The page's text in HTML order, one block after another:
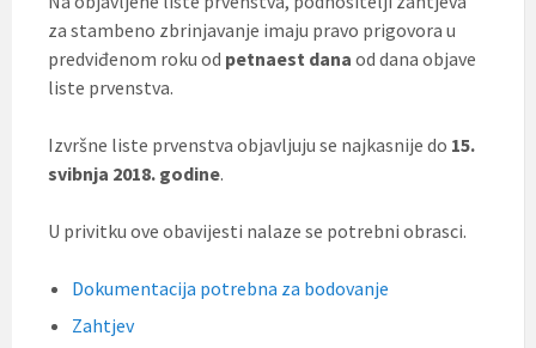
za stambeno zbrinjavanje imaju pravo prigovora u
predviđenom roku od petnaest dana od dana objave
liste prvenstva.
Izvršne liste prvenstva objavljuju se najkasnije do 15.
svibnja 2018. godine.
U privitku ove obavijesti nalaze se potrebni obrasci.
Dokumentacija potrebna za bodovanje
Zahtjev